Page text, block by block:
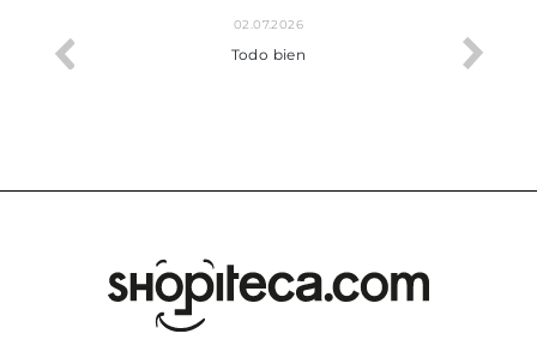
02.07.2026
Todo bien